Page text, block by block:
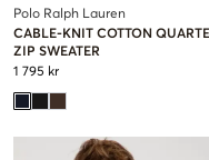
Polo Ralph Lauren
CABLE-KNIT COTTON
ZIP SWEATER
1 795 kr